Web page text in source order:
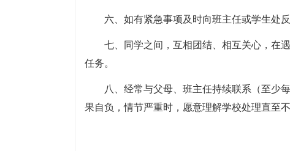
六、如有紧急事项及时向班主任或学生处
七、同学之间，互相团结、相互关心，在
任务。
八、经常与父母、班主任持续联系（至少
果自负，情节严重时，愿意理解学校处理直至不